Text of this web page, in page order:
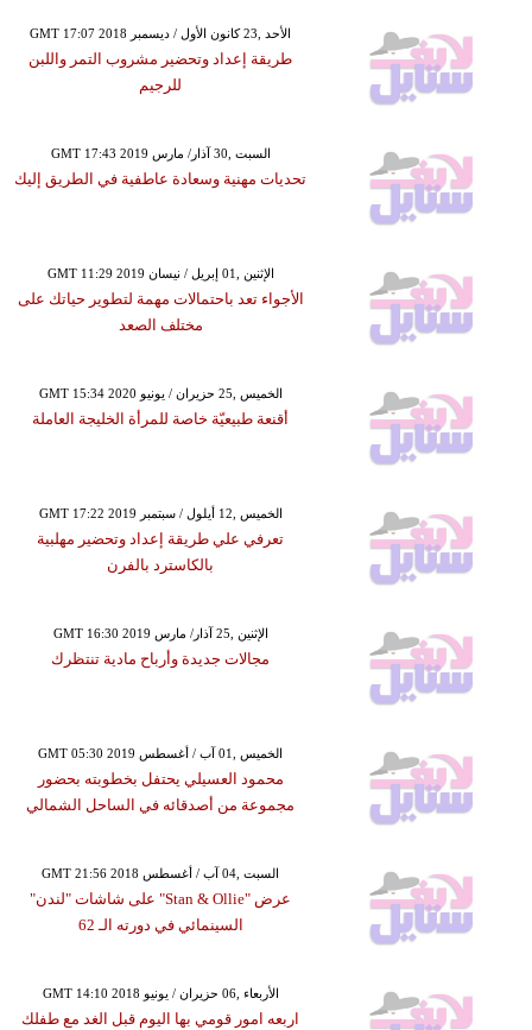
GMT 17:07 2018 الأحد ,23 كانون الأول / ديسمبر
طريقة إعداد وتحضير مشروب التمر واللبن
للرجيم
GMT 17:43 2019 السبت ,30 آذار/ مارس
تحديات مهنية وسعادة عاطفية في الطريق إليك
GMT 11:29 2019 الإثنين ,01 إبريل / نيسان
الأجواء تعد باحتمالات مهمة لتطوير حياتك على
مختلف الصعد
GMT 15:34 2020 الخميس ,25 حزيران / يونيو
أقنعة طبيعيّة خاصة للمرأة الخليجة العاملة
GMT 17:22 2019 الخميس ,12 أيلول / سبتمبر
تعرفي علي طريقة إعداد وتحضير مهلبية
بالكاسترد بالفرن
GMT 16:30 2019 الإثنين ,25 آذار/ مارس
مجالات جديدة وأرباح مادية تنتظرك
GMT 05:30 2019 الخميس ,01 آب / أغسطس
محمود العسيلي يحتفل بخطوبته بحضور
مجموعة من أصدقائه في الساحل الشمالي
GMT 21:56 2018 السبت ,04 آب / أغسطس
عرض "Stan & Ollie" على شاشات "لندن"
السينمائي في دورته الـ 62
GMT 14:10 2018 الأربعاء ,06 حزيران / يونيو
اربعه امور قومي بها اليوم قبل الغد مع طفلك